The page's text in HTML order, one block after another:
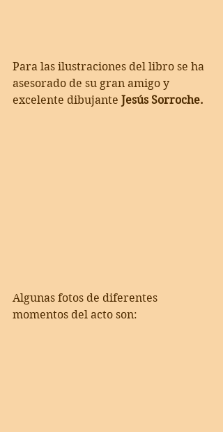
Para las ilustraciones del libro se ha
asesorado de su gran amigo y
excelente dibujante Jesús Sorroche.
Algunas fotos de diferentes
momentos del acto son: